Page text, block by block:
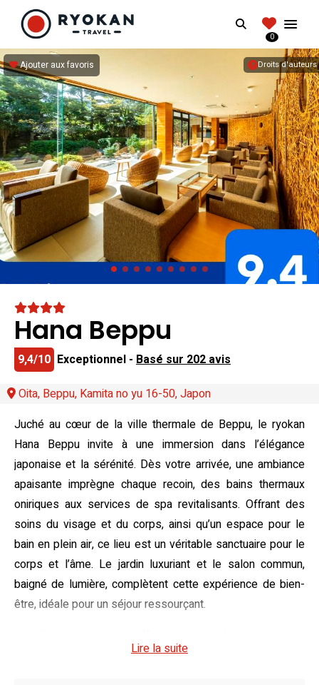
RYOKANTRAVEL
Vivez l'expérience authentique d'un Ryokan
Search
0
Droits d'auteurs
Ajouter aux favoris
Hana Beppu
9,4/10 Exceptionnel - Basé sur 202 avis
Oita, Beppu, Kamita no yu 16-50, Japon
Juché au cœur de la ville thermale de Beppu, le ryokan
Hana Beppu invite à une immersion dans l’élégance
japonaise et la sérénité. Dès votre arrivée, une ambiance
apaisante imprègne chaque recoin, des bains thermaux
oniriques aux services de spa revitalisants. Offrant des
soins du visage et du corps, ainsi qu’un espace pour le
bain en plein air, ce lieu est un véritable sanctuaire pour le
corps et l’âme. Le jardin luxuriant et le salon commun,
baigné de lumière, complètent cette expérience de bien-
être, idéale pour un séjour ressourçant.
ryokan à Beppu se distinguent par leur alliance subtile
Lire la suite